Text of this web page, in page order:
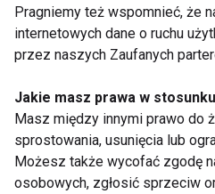
Niezapomniane
wakacje na zdjęciach
Pragniemy też wspomnieć, że
internetowych dane o ruchu
przez naszych Zaufanych
Jakie masz prawa w
Masz między innymi prawo do
sprostowania, usunięcia lub
Możesz także wycofać zgodę
osobowych, zgłosić sprzeciw